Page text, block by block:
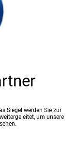
Siegel werden Sie zur
um unsere